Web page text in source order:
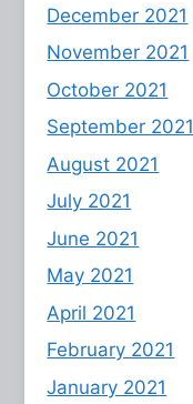
December 2021
November 2021
October 2021
September 2021
August 2021
July 2021
June 2021
May 2021
April 2021
February 2021
January 2021